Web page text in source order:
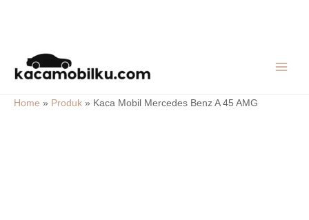
content
Home » Produk » Kaca Mobil Mercedes Benz A 45 AMG